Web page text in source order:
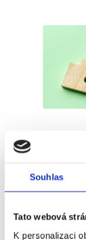
Souhlas
Tato webová
K personalizaci
Publikoval
čeká Vás
Možná